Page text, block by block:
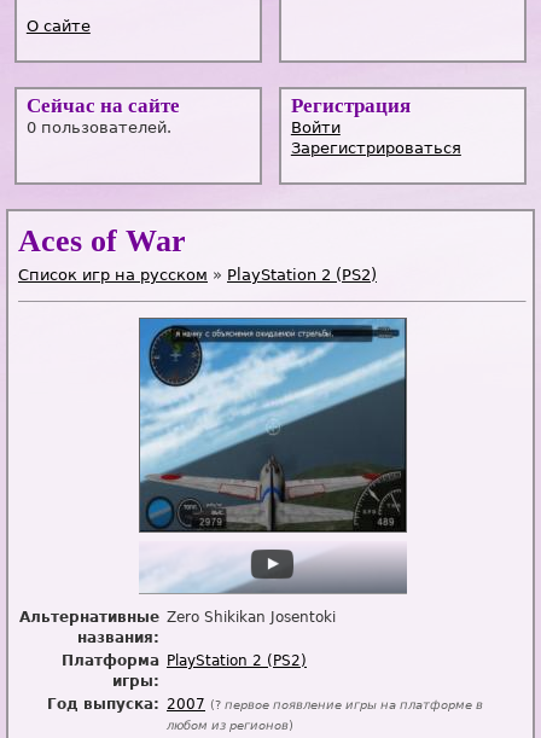
О сайте
Сейчас на сайте
0 пользователей.
Регистрация
Войти
Зарегистрироваться
Aces of War
Список игр на русском » PlayStation 2 (PS2)
Альтернативные
названия:
Zero Shikikan Josentoki
Платформа
игры:
PlayStation 2 (PS2)
Год выпуска: 2007 (? первое появление игры на платформе в
любом из регионов)